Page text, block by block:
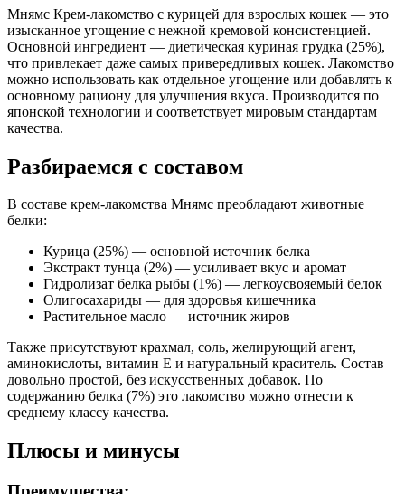
Аналитический состав
белки 7%, жиры 0.2%, клетчатка 0.2%, зола 3%, влага 90%
Дополнительные ингредиенты
Пищевая ценность
Белок (%)
7
Клетчатка (%)
0.2
Зола (%)
3
Влага (%)
90
Калорийность (ккал/100г)
55
Мнямс Крем-лакомство с курицей для взрослых кошек — это
изысканное угощение с нежной кремовой консистенцией.
Основной ингредиент — диетическая куриная грудка (25%),
что привлекает даже самых привередливых кошек. Лакомство
можно использовать как отдельное угощение или добавлять к
основному рациону для улучшения вкуса. Производится по
японской технологии и соответствует мировым стандартам
качества.
Разбираемся с составом
В составе крем-лакомства Мнямс преобладают животные
белки:
Курица (25%) — основной источник белка
Экстракт тунца (2%) — усиливает вкус и аромат
Гидролизат белка рыбы (1%) — легкоусвояемый белок
Олигосахариды — для здоровья кишечника
Растительное масло — источник жиров
Также присутствуют крахмал, соль, желирующий агент,
аминокислоты, витамин Е и натуральный краситель. Состав
довольно простой, без искусственных добавок. По
содержанию белка (7%) это лакомство можно отнести к
среднему классу качества.
Плюсы и минусы